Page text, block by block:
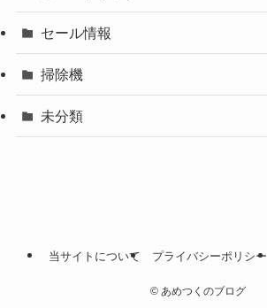
セール情報
掃除機
未分類
当サイトについて プライバシーポリシー
© あめつくのブログ